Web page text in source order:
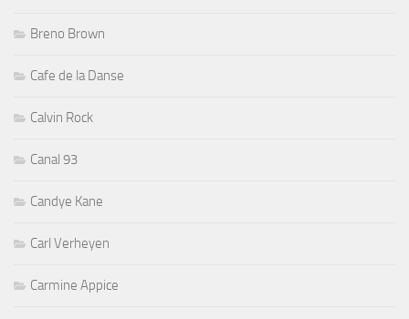
Breno Brown
Cafe de la Danse
Calvin Rock
Canal 93
Candye Kane
Carl Verheyen
Carmine Appice